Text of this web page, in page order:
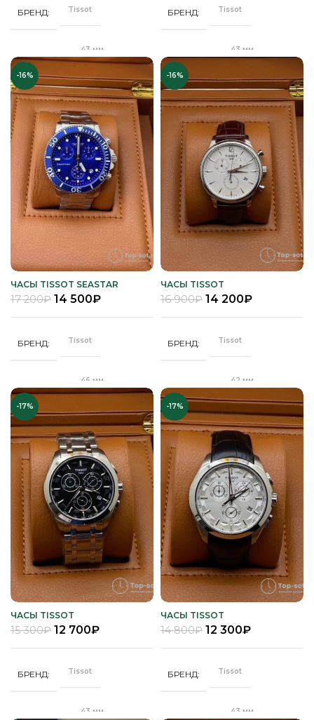
ЦВЕТ КОРПУСА Серебро
ЦВЕТ РЕМЕШКА Черный
ЦИФЕРБЛАТ Черный
ЦВЕТ БРАСЛЕТА Серебро
ЦВЕТ КОРПУСА Серебро
ЦИФЕРБЛАТ Черный
БРЕНД Tissot
43 мм
ЗАСТЕЖКА Клипса
КОРПУС
Качественная
часовая сталь
МЕХАНИЗМ Кварц
ПОКРЫТИЕ
Полное
защитное IPS
покрытие
Часы мужские
РЕМЕНЬ
ЦВЕТ КОРПУСА Золото,
Комбинированный,
Серебро
ЦВЕТ РЕМЕШКА Черный
ЦИФЕРБЛАТ Белый
БРЕНД Tissot
43 мм
ЗАСТЕЖКА Клипса
КОРПУС
Качественная
часовая сталь
МЕХАНИЗМ Кварц
ПОКРЫТИЕ
защитное IPS
покрытие
Часы мужские
РЕМЕНЬ
ЦВЕТ КОРПУСА
Серебро
ЦВЕТ РЕМЕШКА Коричневый
ЦИФЕРБЛАТ Белый
-16%
ЧАСЫ TISSOT SEASTAR
17 200₽ 14 500₽
БРЕНД Tissot
46 мм
ЗАСТЕЖКА
КОРПУС
Качественная
часовая сталь
МЕХАНИЗМ Кварц
ПОКРЫТИЕ
Полное
защитное IPS
покрытие
Часы мужские
РЕМЕНЬ
Минеральное
-16%
ЧАСЫ TISSOT
16 900₽ 14 200₽
БРЕНД Tissot
42 мм
ЗАСТЕЖКА Клипса
КОРПУС
Качественная
часовая сталь
МЕХАНИЗМ Кварц
Полное
защитное IPG
покрытие
Часы мужские
РЕМЕНЬ
-17%
ЧАСЫ TISSOT
15 300₽ 12 700₽
БРЕНД Tissot
43 мм
-17%
ЧАСЫ TISSOT
14 800₽ 12 300₽
БРЕНД Tissot
43 мм